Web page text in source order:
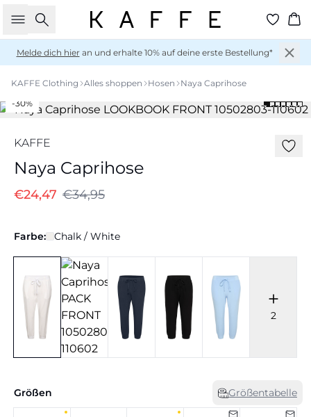
Suche
Melde dich hieran und erhalte 10% auf deine erste Bestellung*
KAFFE Clothing Alles shoppen Hosen
Naya Caprihose
-30%
KAFFE
Naya Caprihose
€24,47 €34,95
Farbe: Chalk / White
2
Größen Größentabelle